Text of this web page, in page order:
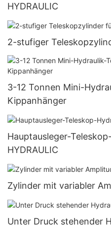
HYDRAULIC
2-stufiger
3-12 Tonnen Mini-
Kippanhänger
Hauptausleger-
HYDRAULIC
Zylinder mit variabler
Unter Druck stehender